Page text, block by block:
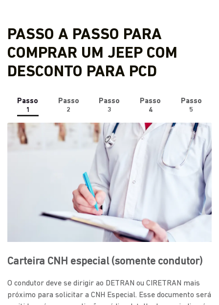
PASSO A PASSO PARA
COMPRAR UM JEEP COM
DESCONTO PARA PCD
Passo
1
Passo
2
Passo
3
Passo
4
Passo
5
Carteira CNH especial (somente condutor)
O condutor deve se dirigir ao DETRAN ou CIRETRAN mais
próximo para solicitar a CNH Especial. Esse documento será